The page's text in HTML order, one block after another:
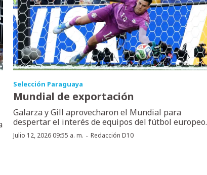
Selección Paraguaya
Mundial de exportación
Galarza y Gill aprovecharon el Mundial para
despertar el interés de equipos del fútbol europeo.
Julio 12, 2026 09:55 a. m. ·Redacción D10